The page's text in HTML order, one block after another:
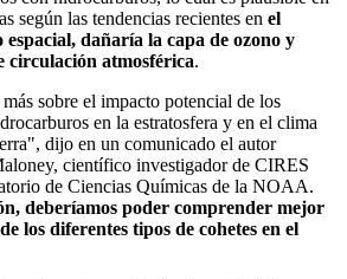
según las tendencias recientes en el
dañaría la capa de ozono y
circulación atmosférica.
sobre el impacto potencial de los
en la estratosfera y en el clima
dijo en un comunicado el autor
científico investigador de CIRES
de Ciencias Químicas de la NOAA.
deberíamos poder comprender mejor
los diferentes tipos de cohetes en el